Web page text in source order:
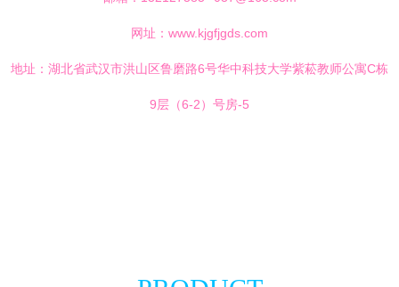
网址： www.kjgfjgds.com
地址：湖北省武汉市洪山区鲁磨路6号华中科技大学紫菘教师公寓C栋
9层（6-2）号房-5